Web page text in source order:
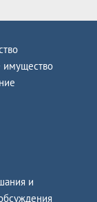
имущество
и